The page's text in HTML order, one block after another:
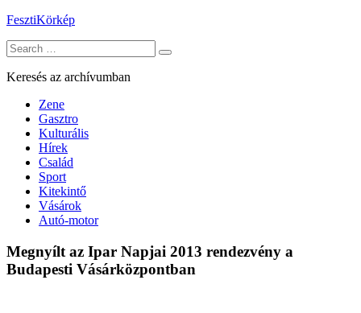
Skip
content
FesztiKörkép
Search
for:
Keresés az archívumban
Zene
Gasztro
Kulturális
Hírek
Család
Sport
Kitekintő
Vásárok
Autó-motor
Megnyílt az Ipar Napjai 2013 rendezvény a
Budapesti Vásárközpontban